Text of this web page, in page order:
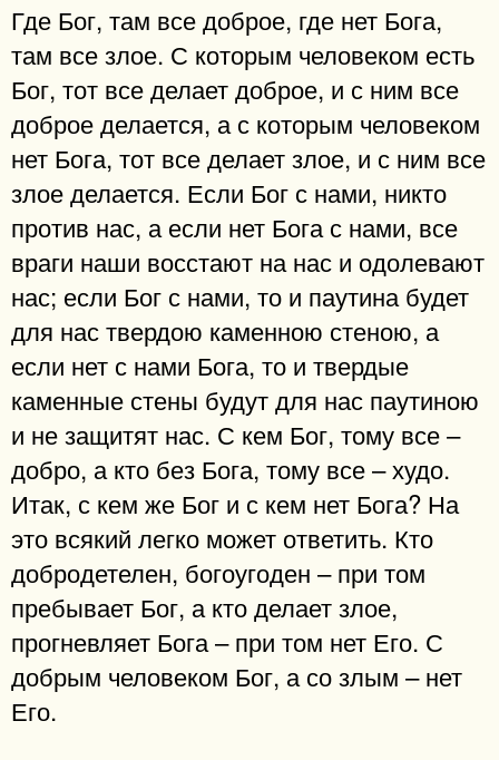
Где Бог, там все доброе, где нет Бога,
там все злое. С которым человеком есть
Бог, тот все делает доброе, и с ним все
доброе делается, а с которым человеком
нет Бога, тот все делает злое, и с ним все
злое делается. Если Бог с нами, никто
против нас, а если нет Бога с нами, все
враги наши восстают на нас и одолевают
нас; если Бог с нами, то и паутина будет
для нас твердою каменною стеною, а
если нет с нами Бога, то и твердые
каменные стены будут для нас паутиною
и не защитят нас. С кем Бог, тому все –
добро, а кто без Бога, тому все – худо.
Итак, с кем же Бог и с кем нет Бога? На
это всякий легко может ответить. Кто
добродетелен, богоугоден – при том
пребывает Бог, а кто делает злое,
прогневляет Бога – при том нет Его. С
добрым человеком Бог, а со злым – нет
Его.